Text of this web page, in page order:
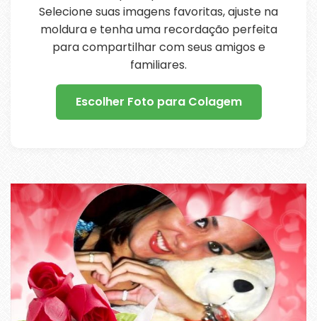
Selecione suas imagens favoritas, ajuste na
moldura e tenha uma recordação perfeita
para compartilhar com seus amigos e
familiares.
Escolher Foto para Colagem